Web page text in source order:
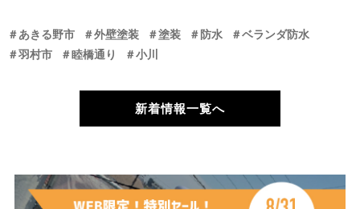
＃あきる野市 ＃外壁塗装 ＃塗装 ＃防水
＃ベランダ防水
＃羽村市
＃睦橋通り ＃小川
新着情報一覧へ